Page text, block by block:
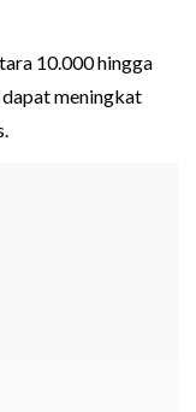
10.000 hingga
dapat meningkat